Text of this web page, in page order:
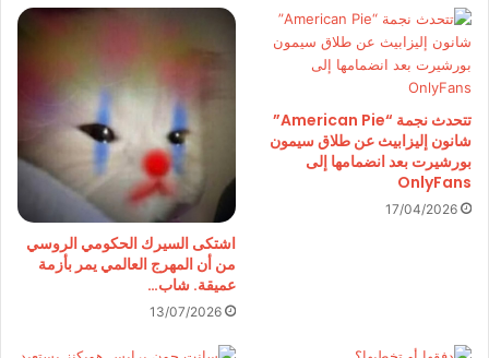
تتحدث نجمة “American Pie”
شانون إليزابيث عن طلاق سيمون
بورشيرت بعد انضمامها إلى
OnlyFans
17/04/2026
اشتكى السيرك الحكومي الروسي
من أن المهرج العالمي يمر بأزمة
عميقة. شاب…
13/07/2026